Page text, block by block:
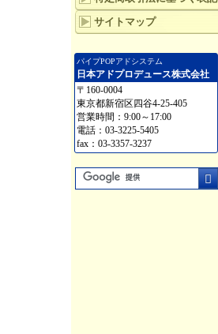
サイトマップ
パイプPOPアドシステム
日本アドプロデュース株式会社
〒160-0004
東京都新宿区四谷4-25-405
営業時間：9:00～17:00
電話：03-3225-5405
fax：03-3357-3237